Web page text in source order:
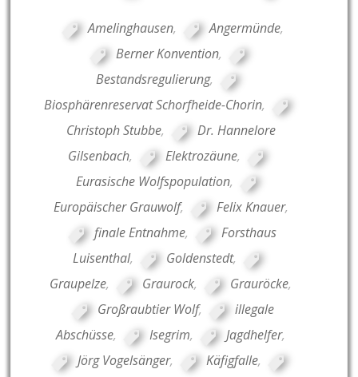
Amelinghausen, Angermünde,
Berner Konvention,
Bestandsregulierung,
Biosphärenreservat Schorfheide-Chorin,
Christoph Stubbe,
Dr. Hannelore
Gilsenbach, Elektrozäune,
Eurasische Wolfspopulation,
Europäischer Grauwolf, Felix Knauer,
finale Entnahme,
Forsthaus
Luisenthal, Goldenstedt,
Graupelze, Graurock, Grauröcke,
Großraubtier Wolf,
illegale
Abschüsse, Isegrim, Jagdhelfer,
Jörg Vogelsänger, Käfigfalle,